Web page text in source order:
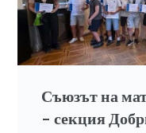
Съюзът на
– секция